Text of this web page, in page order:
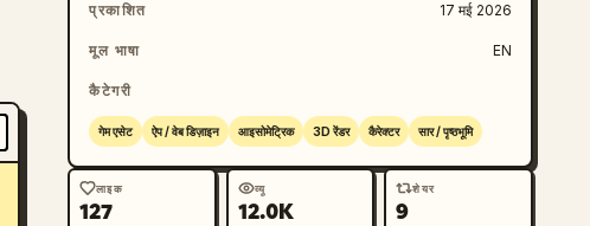
प्रकाशित 17 मई 2026
मूल भाषा EN
कैटेगरी
गेम एसेट ऐप / वेब डिज़ाइन आइसोमेट्रिक 3D रेंडर कैरेक्टर सार / पृष्ठभूमि
लाइक
127
व्यू
12.0K
शेयर
9